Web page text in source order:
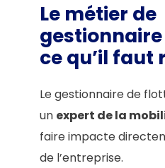
Le métier de
ce qu’il faut
Le gestionnaire de
un expert de la
faire impacte
de l’entreprise.